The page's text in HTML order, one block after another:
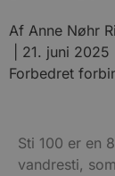
Af Anne Nøhr
21. juni 2025
Forbedret
Sti 100 er en
vandresti,